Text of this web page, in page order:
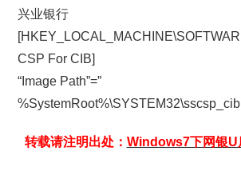
兴业银行
CSP For CIB]
“Image Path”=”
转载请注明出处： Windows7下网银U